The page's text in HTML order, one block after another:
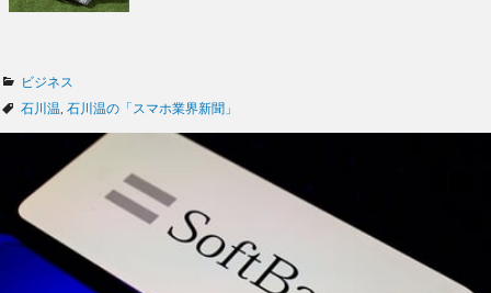
カ
テ
ビジネス
タ
石川温 石川温の「スマホ業界新聞」